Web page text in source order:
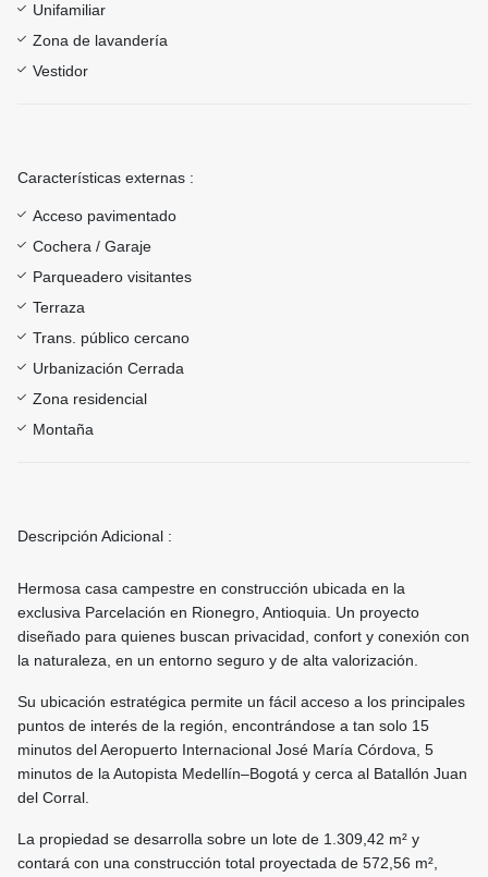
Unifamiliar
Zona de lavandería
Vestidor
Características externas :
Acceso pavimentado
Cochera / Garaje
Parqueadero visitantes
Terraza
Trans. público cercano
Urbanización Cerrada
Zona residencial
Montaña
Descripción Adicional :
Hermosa casa campestre en construcción ubicada en la
exclusiva Parcelación en Rionegro, Antioquia. Un proyecto
diseñado para quienes buscan privacidad, confort y conexión con
la naturaleza, en un entorno seguro y de alta valorización.
Su ubicación estratégica permite un fácil acceso a los principales
puntos de interés de la región, encontrándose a tan solo 15
minutos del Aeropuerto Internacional José María Córdova, 5
minutos de la Autopista Medellín–Bogotá y cerca al Batallón Juan
del Corral.
La propiedad se desarrolla sobre un lote de 1.309,42 m² y
contará con una construcción total proyectada de 572,56 m²,